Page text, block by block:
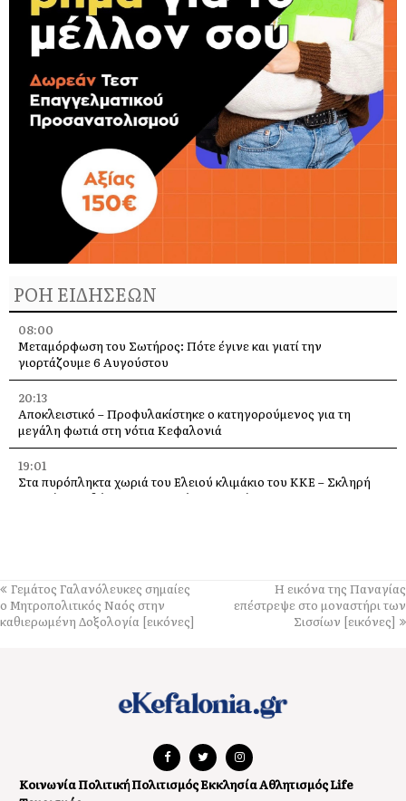
ΡΟΗ ΕΙΔΗΣΕΩΝ
08:00
Μεταμόρφωση του Σωτήρος: Πότε έγινε και γιατί την
γιορτάζουμε 6 Αυγούστου
20:13
Αποκλειστικό – Προφυλακίστηκε ο κατηγορούμενος για τη
μεγάλη φωτιά στη νότια Κεφαλονιά
19:01
Στα πυρόπληκτα χωριά του Ελειού κλιμάκιο του ΚΚΕ – Σκληρή
κριτική σε κυβέρνηση, Περιφέρεια και Δήμο
14:21
Σήμερα το πανηγύρι της Μεταμορφώσεως του Σωτήρα, με
μπακαλιαρόπιτα, στα Τραυλιάτα
προστασίας που συνιστά ο Πανελλήνιος Ιατρικός Σύλλογος
Το βουνό τραγουδά με καντάδες, στο Καπανδρίτι, στις 9
Γεμάτος Γαλανόλευκες σημαίες
ο Μητροπολιτικός Ναός στην
καθιερωμένη Δοξολογία [εικόνες]
Η εικόνα της Παναγίας
επέστρεψε στo μοναστήρι των
Σισσίων [εικόνες]
ΚοινωνίαΠολιτικήΠολιτισμόςΕκκλησίαΑθλητισμόςLife